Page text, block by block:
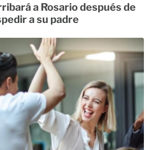
a Rosario después de
a su padre